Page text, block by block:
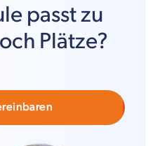
passt zu
Plätze?